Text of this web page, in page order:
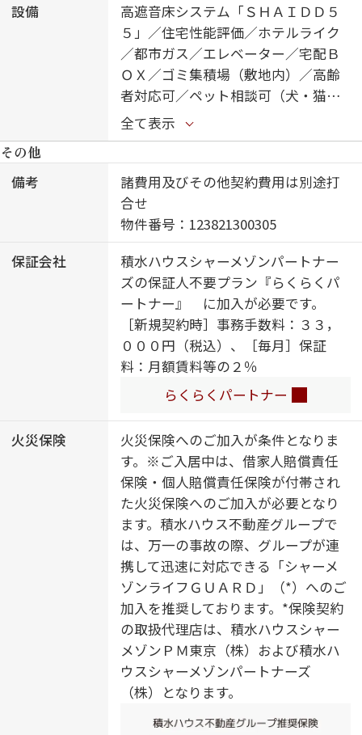
設備
高遮音床システム「ＳＨＡＩＤＤ５
５」／住宅性能評価／ホテルライク
／都市ガス／エレベーター／宅配Ｂ
ＯＸ／ゴミ集積場（敷地内）／高齢
者対応可／ペット相談可（犬・猫
可）／駐輪場（屋根無し）／オート
ロック／防犯カメラ／ＬＧＢＴＱフ
レンドリー／ワークスペース／角部
屋／アクセントクロス／フローリン
グ／雨戸（シャッタータイプ）／モ
ニタ付ドアホン／全身ミラー／ダウ
ンライト／給湯箇所（浴室・台所・
洗面所）／エコジョーズ／給湯器
（追焚機能付）／浴室乾燥機（暖房
乾燥）／シャワー／ユニットバス１
３１８／洗濯機置場（室内）／洗面
化粧台／洗面所独立／室内物干し／
対面キッチン／ＩＨクッキングヒー
ター／２口コンロ／乾燥機付食器洗
／バス・トイレ（セパレイト）／ウ
ォークインクローゼット／大型玄関
収納／下駄箱／全居室エアコン付／
エアコン（２台設置）／床暖房／バ
ルコニー／断熱等性能等級６
全て表示
その他
備考
諸費用及びその他契約費用は別途打
合せ
物件番号：123821300305
保証会社
積水ハウスシャーメゾンパートナー
ズの保証人不要プラン『らくらくパ
ートナー』 に加入が必要です。
［新規契約時］事務手数料：３３，
０００円（税込）、［毎月］保証
料：月額賃料等の２％
らくらくパートナー
火災保険
火災保険へのご加入が条件となりま
す。※ご入居中は、借家人賠償責任
保険・個人賠償責任保険が付帯され
た火災保険へのご加入が必要となり
ます。積水ハウス不動産グループで
は、万一の事故の際、グループが連
携して迅速に対応できる「シャーメ
ゾンライフＧＵＡＲＤ」（*）へのご
加入を推奨しております。*保険契約
の取扱代理店は、積水ハウスシャー
メゾンＰＭ東京（株）および積水ハ
ウスシャーメゾンパートナーズ
（株）となります。